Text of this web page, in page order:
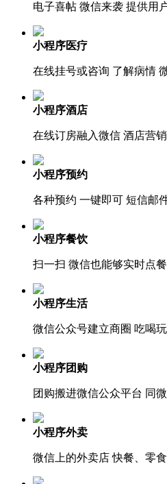
电子喜帖 微信来袭 提供用
小程序医疗
在线挂号或咨询 了解病情
小程序酒店
在线订房融入微信 酒店营
小程序预约
各种预约 一键即可 短信邮
小程序餐饮
扫一扫 微信也能够实时点餐
小程序生活
微信公众号建立商圈 吃喝
小程序团购
团购搬进微信公众平台 同
小程序外卖
微信上的外卖店 快餐、零